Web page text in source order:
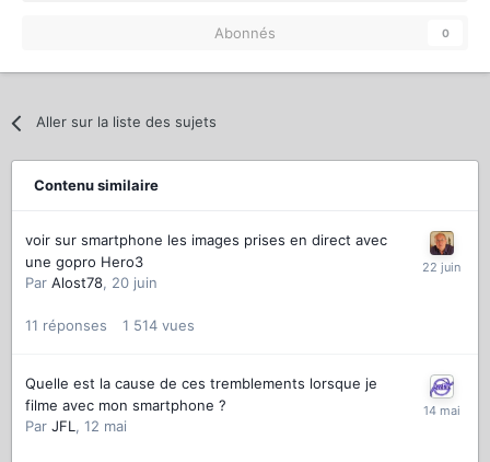
Abonnés 0
Aller sur la liste des sujets
Contenu similaire
voir sur smartphone les images prises en direct avec
une gopro Hero3
Par Alost78, 20 juin
11 réponses 1 514 vues
Quelle est la cause de ces tremblements lorsque je
filme avec mon smartphone ?
Par JFL, 12 mai